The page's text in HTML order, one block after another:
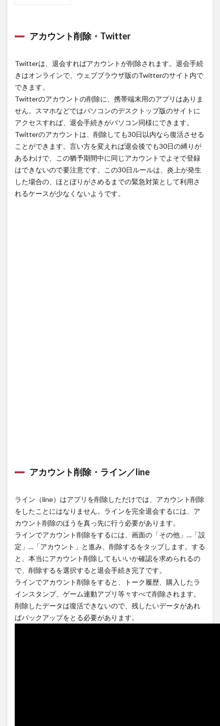
除・
2
アカ
ウン
ト削
除・
ライ
ン／
line
3
Yahoo!
のアカ
ウント
削除
アカウント削除・Twitter
Twitterは、退会すればアカウントが削除されます。退会手続
きはオンラインで、ウェブブラウザ版のTwitterのサイト内で
できます。
Twitterのアカウントの削除に、携帯端末用のアプリはありま
せん。スマホなどではパソコンのデスクトップ版のサイトに
アクセスすれば、退会手続きがパソコン同様にできます。
Twitterのアカウントは、削除しても30日以内なら復活させる
ことができます。言い方を変えれば退会後でも30日の縛りが
あるわけで、この猶予期間中に同じアカウントでよそで登録
はできないので要注意です。この30日ルールは、炎上が発生
した場合の、ほとぼりがさめるまでの緊急対策として利用さ
れるケースが少なくないようです。
アカウント削除・ライン／line
ライン（line）はアプリを削除しただけでは、アカウント削除
をしたことにはなりません。ラインを完全退会するには、ア
カウント削除のほうを真っ先に行う必要があります。
ラインでアカウント削除をするには、画面の「その他」…「設
定」…「アカウント」と進み、削除するをタップします。する
と、本当にアカウント削除してもいいか確認を求められるの
で、削除するを選択すると退会手続き完了です。
ラインでアカウント削除をすると、トーク履歴、購入したラ
インスタンプ、ゲーム連動アプリ等々すべて削除されます。
削除したデータは復活できないので、残したいデータがあれ
ばバックアップをとる必要があります。